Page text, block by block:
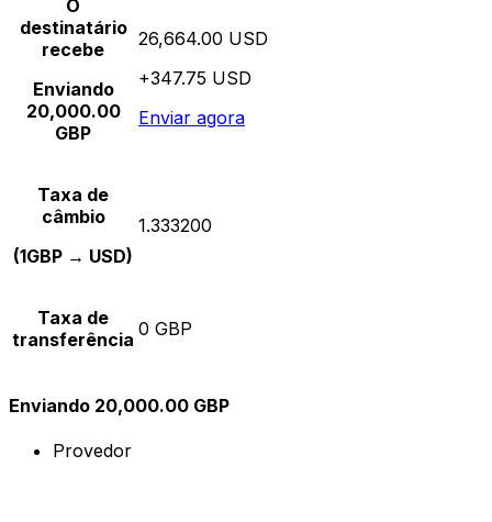
O
destinatário
recebe
Enviando
20,000.00
GBP
26,664.00 USD
+347.75 USD
Enviar agora
Taxa de
câmbio
(1GBP → USD)
1.333200
Taxa de
transferência 0 GBP
Enviando 20,000.00 GBP
Provedor